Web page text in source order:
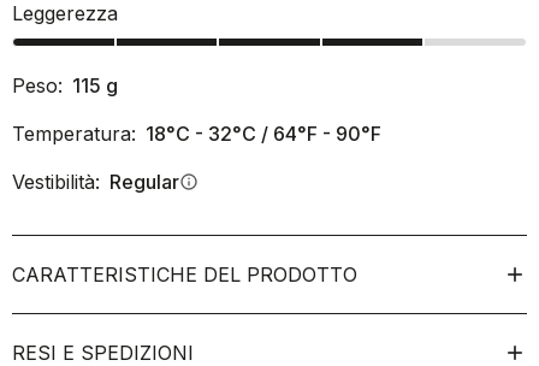
Leggerezza
Peso: 115 g
Temperatura: 18°C - 32°C / 64°F - 90°F
Vestibilità: Regularinfo
CARATTERISTICHE DEL PRODOTTO
RESI E SPEDIZIONI